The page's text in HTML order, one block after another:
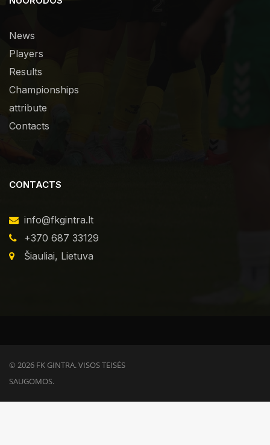
News
Players
Results
Championships
attribute
Contacts
CONTACTS
info@fkgintra.lt
+370 687 33129
Šiauliai, Lietuva